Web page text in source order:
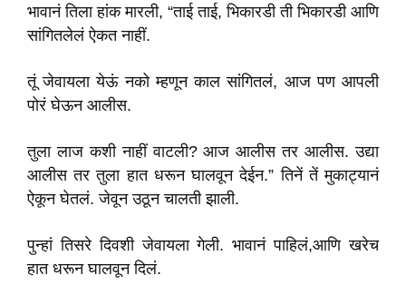
भावानं तिला हांक मारली, “ताई ताई, भिकारडी ती भिकारडी आणि
सांगितलेलं ऐकत नाहीं.
तूं जेवायला येऊं नको म्हणून काल सांगितलं, आज पण आपली
पोरं घेऊन आलीस.
तुला लाज कशी नाहीं वाटली? आज आलीस तर आलीस. उद्या
आलीस तर तुला हात धरून घालवून देईन.” तिनें तें मुकाट्यानं
ऐकून घेतलं. जेवून उठून चालती झाली.
पुन्हां तिसरे दिवशी जेवायला गेली. भावानं पाहिलं,आणि खरेच
हात धरून घालवून दिलं.